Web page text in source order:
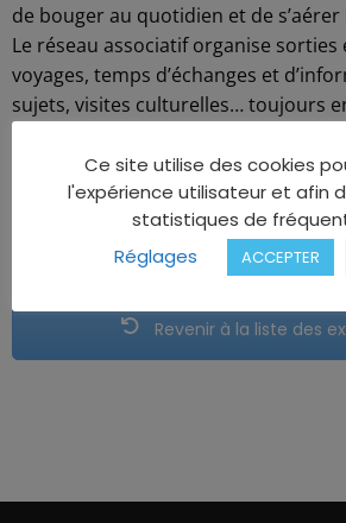
de bouger au quotidien et de s’aérer
Le réseau associatif organise
voyages, temps d’échanges et
sujets, visites culturelles… toujours
démontrer chaque jour Générations
Tél : 09 67 01 24 38 /
Revenir à la liste des
Ce site utilise des cookies
l'expérience utilisateur et afin
statistiques de
Réglages
ACCEPTER